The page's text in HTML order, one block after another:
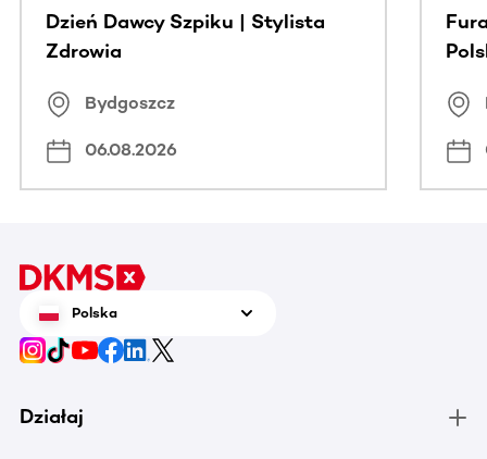
Dzień Dawcy Szpiku | Stylista
Zdrowia
Bydgoszcz
06.08.2026
Polska
Działaj